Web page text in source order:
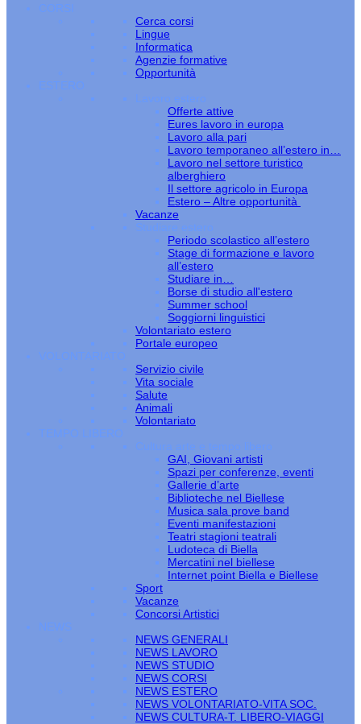
CORSI
Cerca corsi
Lingue
Informatica
Agenzie formative
Opportunità
ESTERO
Lavoro estero
Offerte attive
Eures lavoro in europa
Lavoro alla pari
Lavoro temporaneo all’estero in…
Lavoro nel settore turistico
alberghiero
Il settore agricolo in Europa
Estero – Altre opportunità
Vacanze
Studiare estero
Periodo scolastico all’estero
Stage di formazione e lavoro
all’estero
Studiare in…
Borse di studio all'estero
Summer school
Soggiorni linguistici
Volontariato estero
Portale europeo
VOLONTARIATO
Servizio civile
Vita sociale
Salute
Animali
Volontariato
TEMPO LIBERO
Cultura arte e tempo libero
GAI, Giovani artisti
Spazi per conferenze, eventi
Gallerie d’arte
Biblioteche nel Biellese
Musica sala prove band
Eventi manifestazioni
Teatri stagioni teatrali
Ludoteca di Biella
Mercatini nel biellese
Internet point Biella e Biellese
Sport
Vacanze
Concorsi Artistici
NEWS
NEWS GENERALI
NEWS LAVORO
NEWS STUDIO
NEWS CORSI
NEWS ESTERO
NEWS VOLONTARIATO-VITA SOC.
NEWS CULTURA-T. LIBERO-VIAGGI